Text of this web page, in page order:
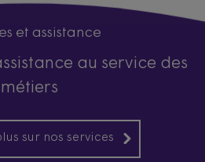
et assistance
au service des
métiers
sur nos services